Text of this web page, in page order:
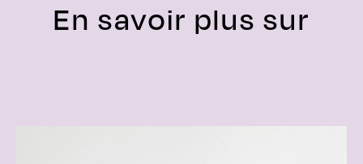
En savoir plus sur